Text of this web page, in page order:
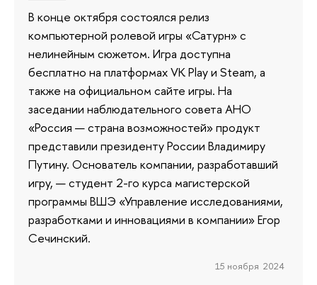
В конце октября состоялся релиз
компьютерной ролевой игры «Сатурн» с
нелинейным сюжетом. Игра доступна
бесплатно на платформах VK Play и Steam, а
также на официальном сайте игры. На
заседании наблюдательного совета АНО
«Россия — страна возможностей» продукт
представили президенту России Владимиру
Путину. Основатель компании, разработавший
игру, — студент 2-го курса магистерской
программы ВШЭ «Управление исследованиями,
разработками и инновациями в компании» Егор
Сечинский.
15 ноября 2024